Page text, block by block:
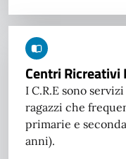
Centri Ricreativi
I C.R.E sono
ragazzi che
primarie e
anni).